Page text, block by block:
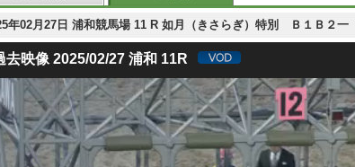
年02月27日 浦和競馬場 11 R 如月（きさらぎ）特別 Ｂ１Ｂ２一
去映像 2025/02/27 浦和 11R